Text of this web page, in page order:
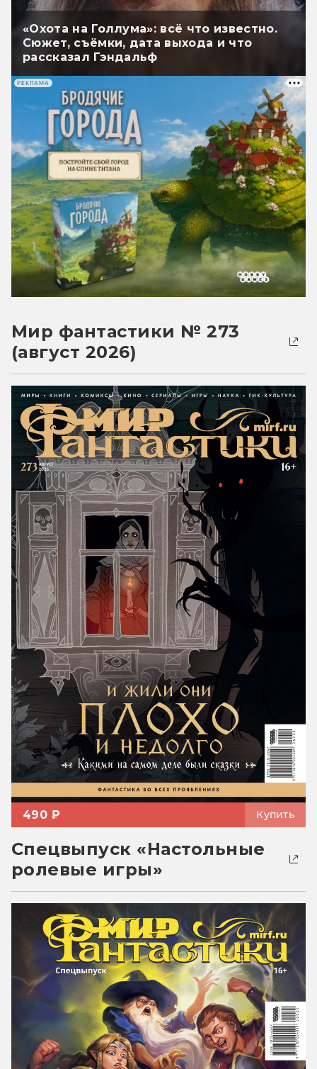
«Охота на Голлума»: всё что известно.
Сюжет, съёмки, дата выхода и что
рассказал Гэндальф
РЕКЛАМА
Мир фантастики № 273
(август 2026)
490 ₽ Купить
Спецвыпуск «Настольные
ролевые игры»